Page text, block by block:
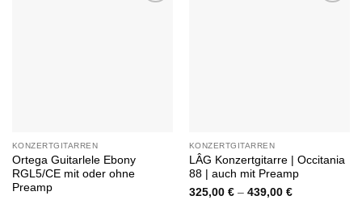
KONZERTGITARREN
Ortega Guitarlele Ebony
RGL5/CE mit oder ohne
Preamp
KONZERTGITARREN
LÂG Konzertgitarre | Occitania
88 | auch mit Preamp
325,00 €– 439,00 €